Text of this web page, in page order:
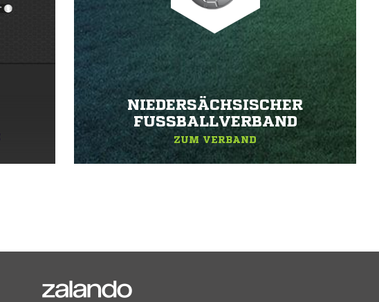
NIEDERSÄCHSISCHER
FUSSBALLVERBAND
ZUM VERBAND